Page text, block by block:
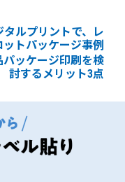
タルプリントで、レ
ットパッケージ事例
パッケージ印刷を検
討するメリット3点